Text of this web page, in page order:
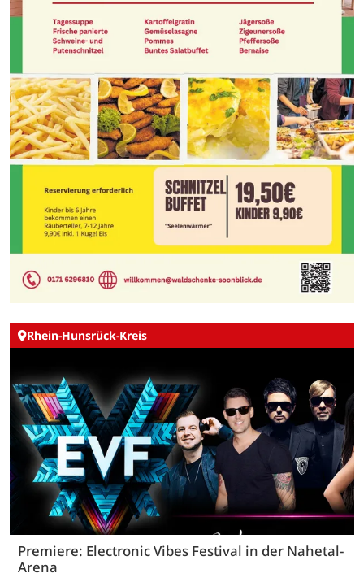
Rhein-Hunsrück-Kreis
Premiere: Electronic Vibes Festival in der Nahetal-
Arena